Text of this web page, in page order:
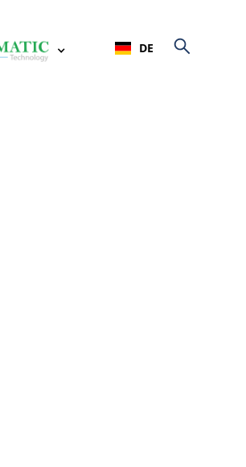
DE